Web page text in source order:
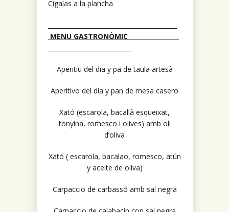
Cigalas a la plancha
MENU GASTRONÒMIC
Aperitiu del dia y pa de taula artesà
Aperitivo del día y pan de mesa casero
Xató (escarola, bacallà esqueixat,
tonyina, romesco i olives) amb oli
d’oliva
Xató ( escarola, bacalao, romesco, atún
y aceite de oliva)
Carpaccio de carbassó amb sal negra